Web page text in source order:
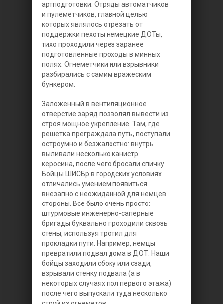
артподготовки. Отряды автоматчиков
и пулеметчиков, главной целью
которых являлось отрезать от
поддержки пехоты немецкие ДОТы,
тихо проходили через заранее
подготовленные проходы в минных
полях. Огнеметчики или взрывники
разбирались с самим вражеским
бункером.
Заложенный в вентиляционное
отверстие заряд позволял вывести из
строя мощное укрепление. Там, где
решетка преграждала путь, поступали
остроумно и безжалостно: внутрь
выливали несколько канистр
керосина, после чего бросали спичку.
Бойцы ШИСБр в городских условиях
отличались умением появиться
внезапно с неожиданной для немцев
стороны. Все было очень просто:
штурмовые инженерно-саперные
бригады буквально проходили сквозь
стены, используя тротил для
прокладки пути. Например, немцы
превратили подвал дома в ДОТ. Наши
бойцы заходили сбоку или сзади,
взрывали стенку подвала (а в
некоторых случаях пол первого этажа)
после чего выпускали туда несколько